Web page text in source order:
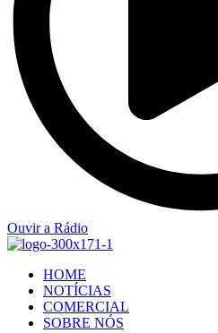
Ouvir a Rádio
HOME
NOTÍCIAS
COMERCIAL
SOBRE NÓS